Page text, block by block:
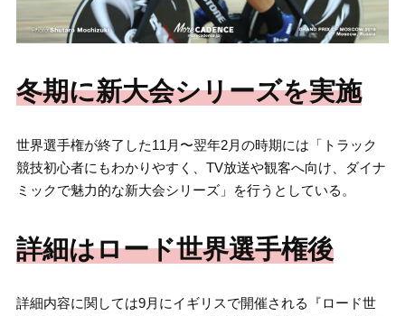
冬期に新大会シリーズを実施
世界選手権が終了した11月〜翌年2月の時期には「トラック
競技初心者にもわかりやすく、TV放送や観客へ向け、ダイナ
ミックで魅力的な新大会シリーズ」を行うとしている。
詳細はロード世界選手権後
詳細内容に関しては9月にイギリスで開催される『ロード世